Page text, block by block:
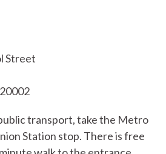
Street
transport, take the Metro
Station stop. There is free